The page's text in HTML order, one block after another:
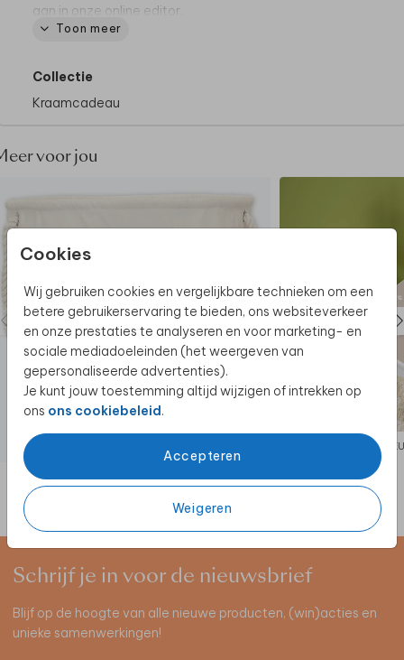
Cookies
Wij gebruiken cookies en vergelijkbare technieken om een
betere gebruikerservaring te bieden, ons websiteverkeer
en onze prestaties te analyseren en voor marketing- en
sociale mediadoeleinden (het weergeven van
gepersonaliseerde advertenties).
Je kunt jouw toestemming altijd wijzigen of intrekken op
ons ons cookiebeleid.
Accepteren
Weigeren
aan in onze online editor.
Formaat doosje: 19 x 10,7 x 10
Natuurproduct: de kleur kan enigszins variëren
Kleur slofjes: naturel
Verpakking van de slofjes in het schatkistje:
Toon meer
Collectie
Kraamcadeau
voor jou
Schrijf je in voor de nieuwsbrief
Blijf op de hoogte van alle nieuwe producten, (win)acties en
unieke samenwerkingen!